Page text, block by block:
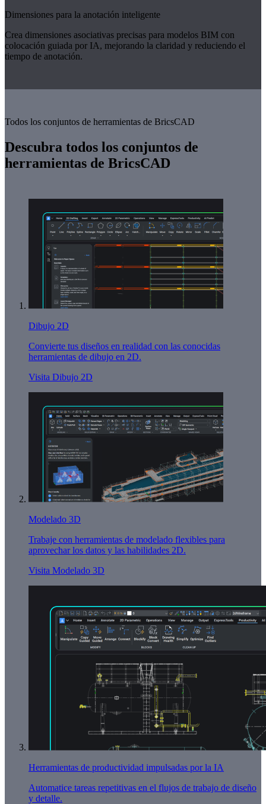
Dimensiones para la anotación inteligente
Crea dimensiones asociativas precisas para modelos BIM con
colocación guiada por IA, mejorando la claridad y reduciendo el
tiempo de anotación.
Todos los conjuntos de herramientas de BricsCAD
Descubra todos los conjuntos de
herramientas de BricsCAD
Dibujo 2D
Convierte tus diseños en realidad con las conocidas
herramientas de dibujo en 2D.
Visita Dibujo 2D
Modelado 3D
Trabaje con herramientas de modelado flexibles para
aprovechar los datos y las habilidades 2D.
Visita Modelado 3D
Herramientas de productividad impulsadas por la IA
Automatice tareas repetitivas en el flujos de trabajo de diseño
y detalle.